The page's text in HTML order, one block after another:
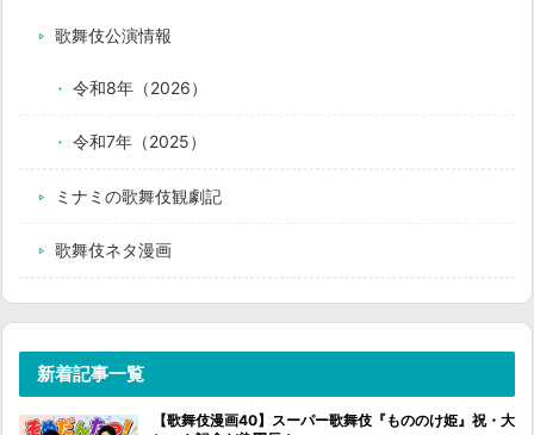
歌舞伎公演情報
令和8年（2026）
令和7年（2025）
ミナミの歌舞伎観劇記
歌舞伎ネタ漫画
新着記事一覧
【歌舞伎漫画40】スーパー歌舞伎『もののけ姫』祝・大